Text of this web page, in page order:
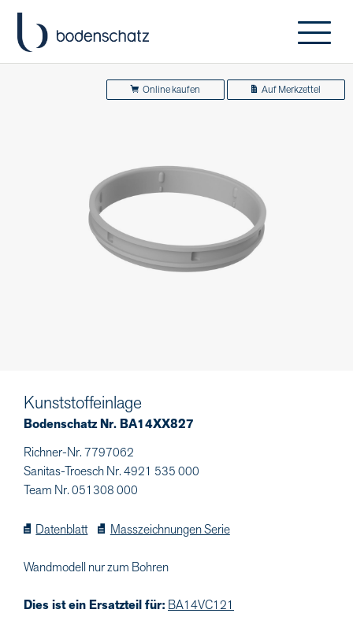
Online kaufen Auf Merkzettel
Kunststoffeinlage
Bodenschatz Nr. BA14XX827
Richner-Nr. 7797062
Sanitas-Troesch Nr. 4921 535 000
Team Nr. 051308 000
Datenblatt Masszeichnungen Serie
Wandmodell nur zum Bohren
Dies ist ein Ersatzteil für: BA14VC121